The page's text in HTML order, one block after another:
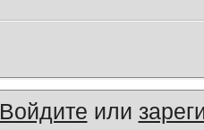
Войдите или